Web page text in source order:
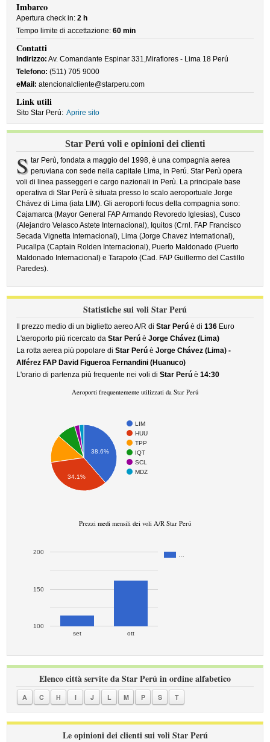
Imbarco
Apertura check in:2 h
Tempo limite di accettazione:60 min
Contatti
Indirizzo: Av. Comandante Espinar 331,Miraflores - Lima 18 Perú
Telefono: (511) 705 9000
eMail: atencionalcliente@starperu.com
Link utili
Sito Star Perú: Aprire sito
Star Perú voli e opinioni dei clienti
S tar Perù, fondata a maggio del 1998, è una compagnia aerea
peruviana con sede nella capitale Lima, in Perú. Star Perù opera
voli di linea passeggeri e cargo nazionali in Perù. La principale base
operativa di Star Perù è situata presso lo scalo aeroportuale Jorge
Chávez di Lima (iata LIM). Gli aeroporti focus della compagnia sono:
Cajamarca (Mayor General FAP Armando Revoredo Iglesias), Cusco
(Alejandro Velasco Astete Internacional), Iquitos (Crnl. FAP Francisco
Secada Vignetta Internacional), Lima (Jorge Chavez International),
Pucallpa (Captain Rolden Internacional), Puerto Maldonado (Puerto
Maldonado Internacional) e Tarapoto (Cad. FAP Guillermo del Castillo
Paredes).
Statistiche sui voli Star Perú
Il prezzo medio di un biglietto aereo A/R diStar Perú è di136 Euro
L'aeroporto più ricercato daStar Perú èJorge Chávez (Lima)
La rotta aerea più popolare diStar Perú èJorge Chávez (Lima) -
Alférez FAP David Figueroa Fernandini (Huanuco)
L'orario di partenza più frequente nei voli diStar Perú è14:30
Aeroporti frequentemente utilizzati da Star Perú
LIM
HUU
TPP
IQT
SCL
MDZ
38.6%
34.1%
Prezzi medi mensili dei voli A/R Star Perú
set ott
100
150
200
Elenco città servite da Star Perú in ordine alfabetico
A C H I J L M P S T
Le opinioni dei clienti sui voli Star Perú